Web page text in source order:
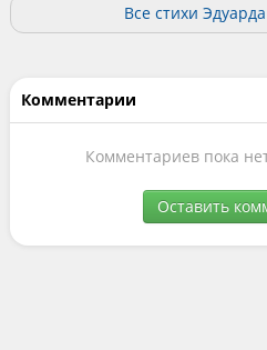
Все стихи
Комментарии
Комментариев пока
Оставить